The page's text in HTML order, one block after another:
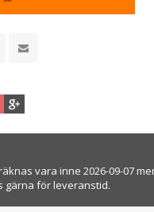
vara inne 2026-09-07
gärna för leveranstid.